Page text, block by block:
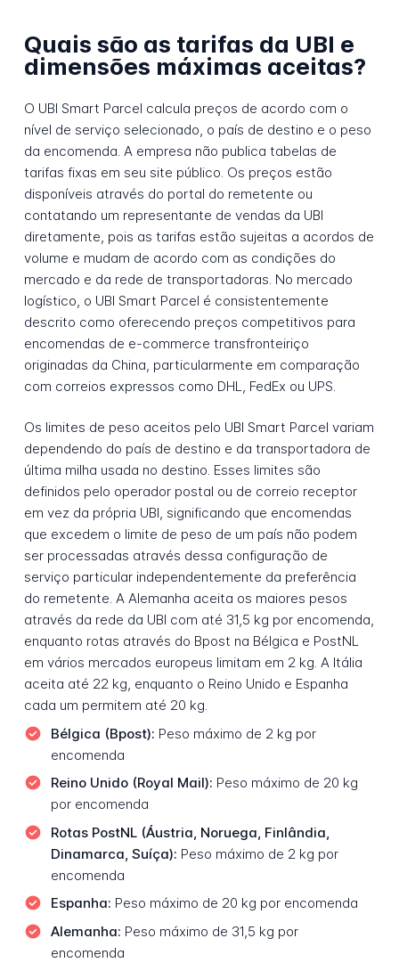
Quais são as tarifas da UBI e
dimensões máximas aceitas?
O UBI Smart Parcel calcula preços de acordo com o
nível de serviço selecionado, o país de destino e o peso
da encomenda. A empresa não publica tabelas de
tarifas fixas em seu site público. Os preços estão
disponíveis através do portal do remetente ou
contatando um representante de vendas da UBI
diretamente, pois as tarifas estão sujeitas a acordos de
volume e mudam de acordo com as condições do
mercado e da rede de transportadoras. No mercado
logístico, o UBI Smart Parcel é consistentemente
descrito como oferecendo preços competitivos para
encomendas de e-commerce transfronteiriço
originadas da China, particularmente em comparação
com correios expressos como DHL, FedEx ou UPS.
Os limites de peso aceitos pelo UBI Smart Parcel variam
dependendo do país de destino e da transportadora de
última milha usada no destino. Esses limites são
definidos pelo operador postal ou de correio receptor
em vez da própria UBI, significando que encomendas
que excedem o limite de peso de um país não podem
ser processadas através dessa configuração de
serviço particular independentemente da preferência
do remetente. A Alemanha aceita os maiores pesos
através da rede da UBI com até 31,5 kg por encomenda,
enquanto rotas através do Bpost na Bélgica e PostNL
em vários mercados europeus limitam em 2 kg. A Itália
aceita até 22 kg, enquanto o Reino Unido e Espanha
cada um permitem até 20 kg.
Bélgica (Bpost): Peso máximo de 2 kg por
encomenda
Reino Unido (Royal Mail): Peso máximo de 20 kg
por encomenda
Rotas PostNL (Áustria, Noruega, Finlândia,
Dinamarca, Suíça): Peso máximo de 2 kg por
encomenda
Espanha: Peso máximo de 20 kg por encomenda
Alemanha: Peso máximo de 31,5 kg por
encomenda